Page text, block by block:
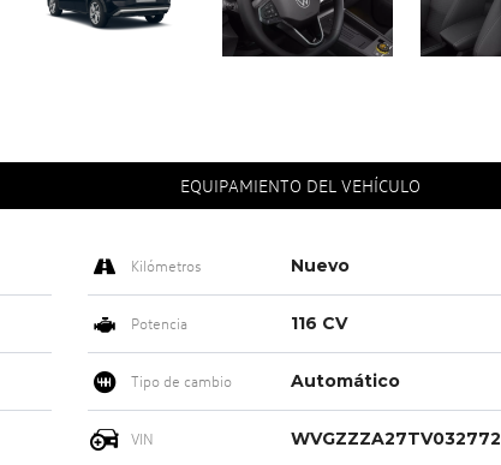
EQUIPAMIENTO DEL VEHÍCULO
Kilómetros Nuevo
Potencia 116 CV
Tipo de cambio Automático
VIN WVGZZZA27TV032772